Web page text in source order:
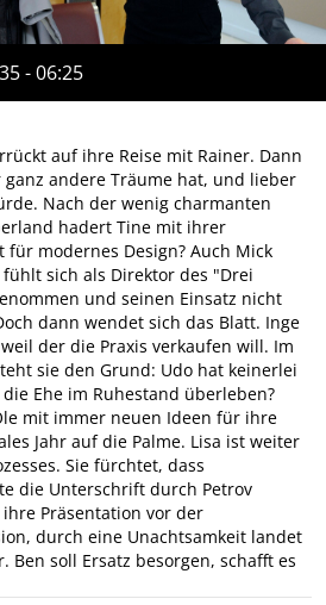
- 06:25
auf ihre Reise mit Rainer. Dann
andere Träume hat, und lieber
Nach der wenig charmanten
hadert Tine mit ihrer
für modernes Design? Auch Mick
sich als Direktor des "Drei
und seinen Einsatz nicht
dann wendet sich das Blatt. Inge
der die Praxis verkaufen will. Im
sie den Grund: Udo hat keinerlei
Ehe im Ruhestand überleben?
mit immer neuen Ideen für ihre
Jahr auf die Palme. Lisa ist weiter
Sie fürchtet, dass
die Unterschrift durch Petrov
Präsentation vor der
durch eine Unachtsamkeit landet
Ben soll Ersatz besorgen, schafft es